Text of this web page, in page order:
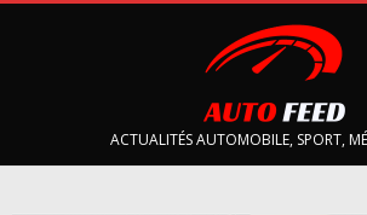
AUTOFEED
ACTUALITÉS AUTOMOBILE, SPORT,